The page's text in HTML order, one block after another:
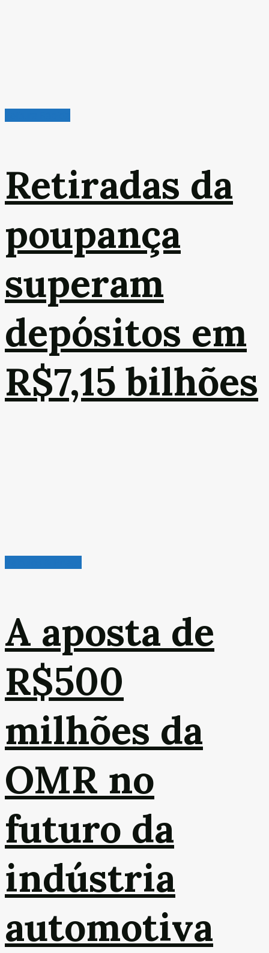
Retiradas da
poupança
superam
depósitos em
R$7,15 bilhões
A aposta de
R$500
milhões da
OMR no
futuro da
indústria
automotiva